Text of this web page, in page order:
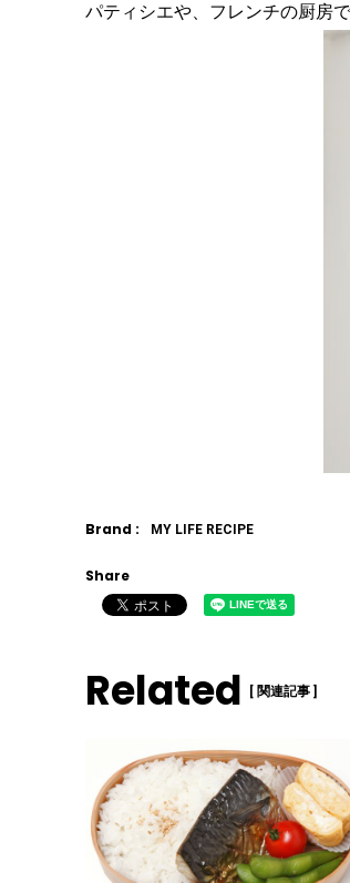
パティシエや、フレンチの厨房
Brand : MY LIFE RECIPE
Share
Related [ 関連記事 ]